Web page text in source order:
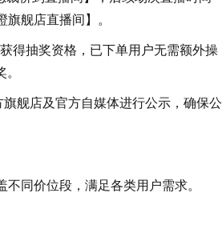
舰店直播间】。
得抽奖资格，已下单用户无需额外操
舰店及官方自媒体进行公示，确保公
同价位段，满足各类用户需求。